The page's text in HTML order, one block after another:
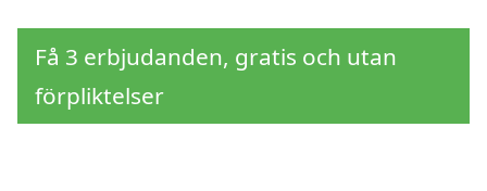
Få 3 erbjudanden, gratis och utan
förpliktelser